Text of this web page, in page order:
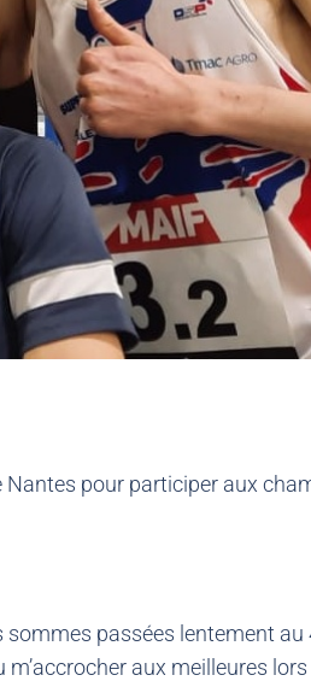
pour participer aux
sommes passées lentement
aux meilleures